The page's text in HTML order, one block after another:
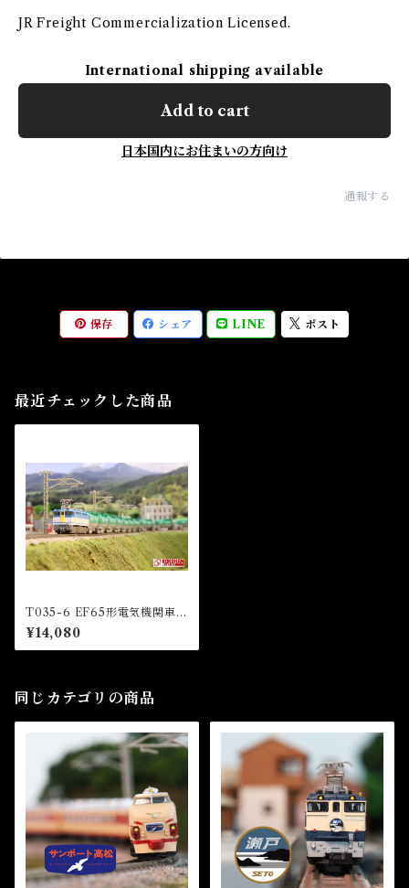
JR Freight Commercialization Licensed.
International shipping available
Add to cart
日本国内にお住まいの方向け
通報する
保存 シェア LINE ポスト
最近チェックした商品
T035-6 EF65形電気機関車 2
000番代 2127号機 JR貨物更
新色 (EF65 Electric Locom
otive Number 2127)
¥14,080
同じカテゴリの商品